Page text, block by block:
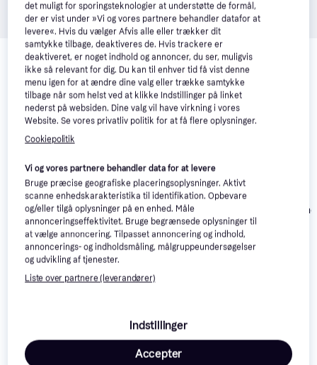
Relaterede produkter
Se vores forslag til andre produkter, der matcher dine
interesser. Vis alle
Trender Trender
Hængemodel
Læs om produktet
Laveste pris for Eurom Marquee Heater 2100W
det muligt for sporingsteknologier at understøtte de formål,
der er vist under »Vi og vores partnere behandler datafor at
levere«. Hvis du vælger Afvis alle eller trækker dit
samtykke tilbage, deaktiveres de. Hvis trackere er
deaktiveret, er noget indhold og annoncer, du ser, muligvis
ikke så relevant for dig. Du kan til enhver tid få vist denne
menu igen for at ændre dine valg eller trække samtykke
tilbage når som helst ved at klikke Indstillinger på linket
nederst på websiden. Dine valg vil have virkning i vores
Website. Se vores privatliv politik for at få flere oplysninger.
Cookiepolitik
Vi og vores partnere behandler data for at levere
Bruge præcise geografiske placeringsoplysninger. Aktivt
scanne enhedskarakteristika til identifikation. Opbevare
og/eller tilgå oplysninger på en enhed. Måle
annonceringseffektivitet. Bruge begrænsede oplysninger til
at vælge annoncering. Tilpasset annoncering og indhold,
annoncerings- og indholdsmåling, målgruppeundersøgelser
og udvikling af tjenester.
Liste over partnere (leverandører)
Indstillinger
Accepter